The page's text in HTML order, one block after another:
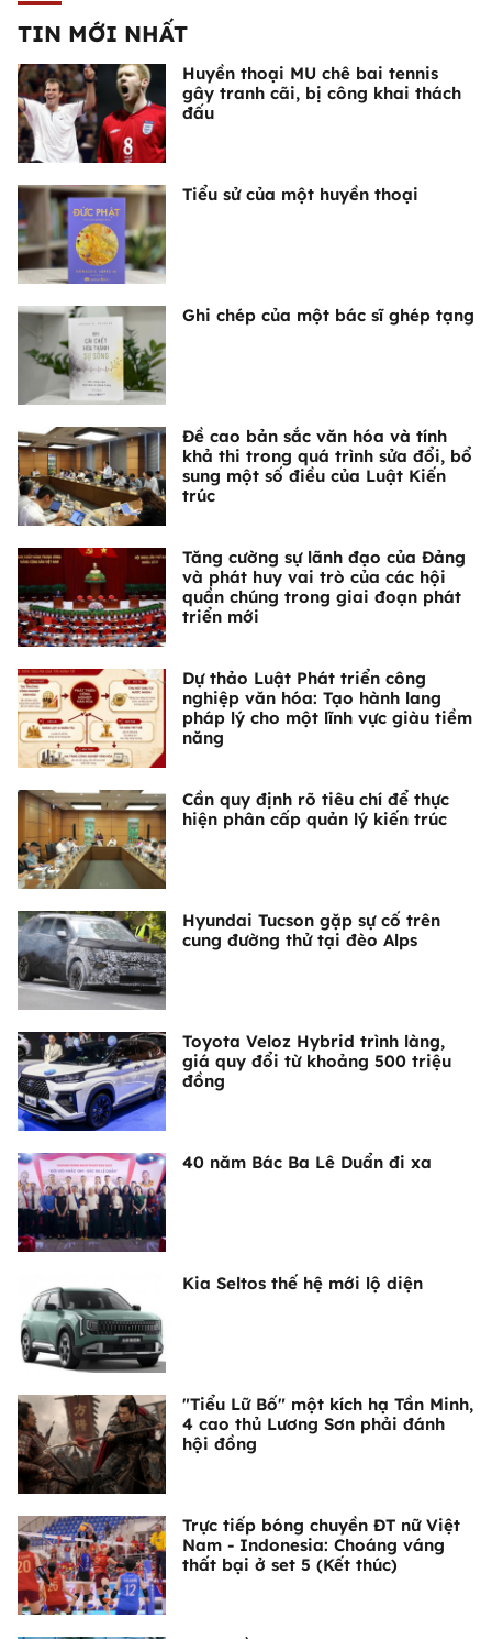
TIN MỚI NHẤT
Huyền thoại MU chê bai tennis
gây tranh cãi, bị công khai thách
đấu
Tiểu sử của một huyền thoại
Ghi chép của một bác sĩ ghép tạng
Đề cao bản sắc văn hóa và tính
khả thi trong quá trình sửa đổi, bổ
sung một số điều của Luật Kiến
trúc
Tăng cường sự lãnh đạo của Đảng
và phát huy vai trò của các hội
quần chúng trong giai đoạn phát
triển mới
Dự thảo Luật Phát triển công
nghiệp văn hóa: Tạo hành lang
pháp lý cho một lĩnh vực giàu tiềm
năng
Cần quy định rõ tiêu chí để thực
hiện phân cấp quản lý kiến trúc
Hyundai Tucson gặp sự cố trên
cung đường thử tại đèo Alps
Toyota Veloz Hybrid trình làng,
giá quy đổi từ khoảng 500 triệu
đồng
40 năm Bác Ba Lê Duẩn đi xa
Kia Seltos thế hệ mới lộ diện
"Tiểu Lữ Bố" một kích hạ Tần Minh,
4 cao thủ Lương Sơn phải đánh
hội đồng
Trực tiếp bóng chuyền ĐT nữ Việt
Nam - Indonesia: Choáng váng
thất bại ở set 5 (Kết thúc)